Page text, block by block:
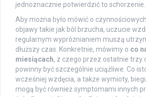
jednoznacznie potwierdzić to schorzenie.
Aby można było mówić o
objawy takie jak ból brzucha, uczucie
regularnym wypróżnianiem muszą
dłuższy czas. Konkretnie, mówimy o co
miesiącach, z czego przez ostatnie trzy
powinny być szczególnie uciążliwe. Co
wcześniej wzdęcia, a także wymioty,
mogą być również symptomami innych